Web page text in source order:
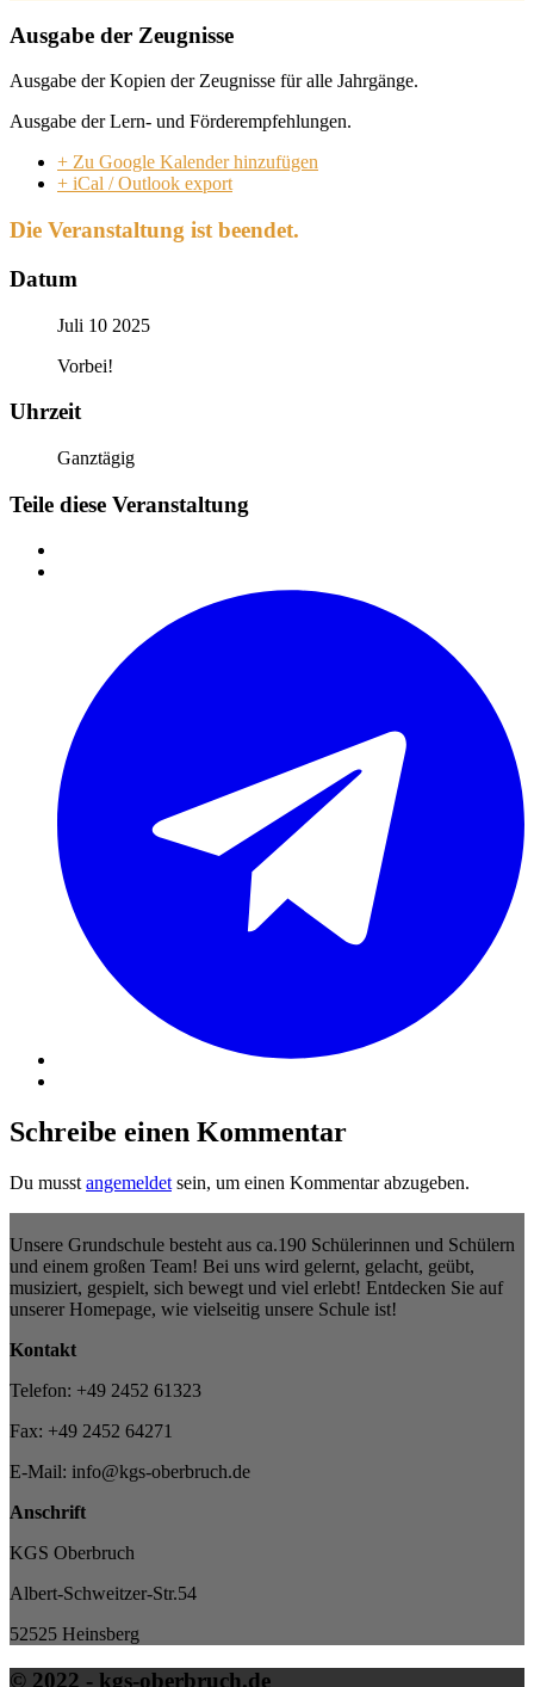
Ausgabe der Zeugnisse
Ausgabe der Kopien der Zeugnisse für alle Jahrgänge.
Ausgabe der Lern- und Förderempfehlungen.
+ Zu Google Kalender hinzufügen
+ iCal / Outlook export
Die Veranstaltung ist beendet.
Datum
Juli 10 2025
Vorbei!
Uhrzeit
Ganztägig
Teile diese Veranstaltung
Schreibe einen Kommentar
Du musst angemeldet sein, um einen Kommentar abzugeben.
Unsere Grundschule besteht aus ca.190 Schülerinnen und Schülern
und einem großen Team! Bei uns wird gelernt, gelacht, geübt,
musiziert, gespielt, sich bewegt und viel erlebt! Entdecken Sie auf
unserer Homepage, wie vielseitig unsere Schule ist!
Kontakt
Telefon: +49 2452 61323
Fax: +49 2452 64271
E-Mail: info@kgs-oberbruch.de
Anschrift
KGS Oberbruch
Albert-Schweitzer-Str.54
52525 Heinsberg
© 2022 - kgs-oberbruch.de